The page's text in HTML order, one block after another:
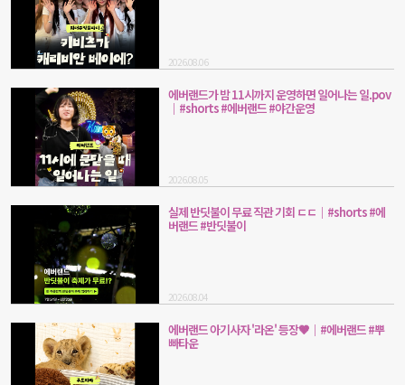
2026.08.06
에버랜드가 밤 11시까지 운영하면 일어나는 일.pov
｜#shorts #에버랜드 #야간운영
2026.08.05
실제 반딧불이 무료 직관 기회 ㄷㄷ｜#shorts #에
버랜드 #반딧불이
2026.08.04
에버랜드 아기사자 '라온' 등장🤎｜#에버랜드 #뿌
빠타운